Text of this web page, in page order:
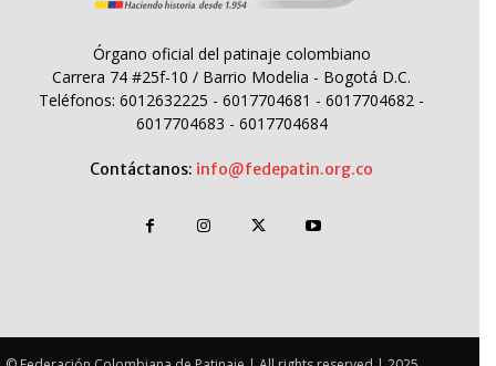
Órgano oficial del patinaje colombiano
Carrera 74 #25f-10 / Barrio Modelia - Bogotá D.C.
Teléfonos: 6012632225 - 6017704681 - 6017704682 -
6017704683 - 6017704684
Contáctanos: info@fedepatin.org.co